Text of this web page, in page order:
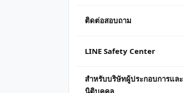
ติดต่อสอบถาม
LINE Safety Center
สำหรับบริษัทผู้ประกอบการและ
นิติบุคคล